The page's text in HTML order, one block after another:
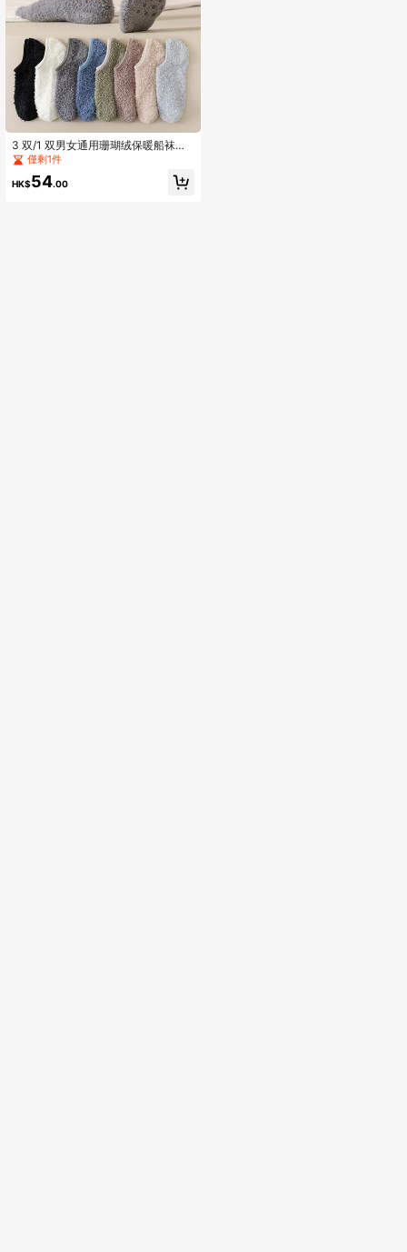
3 双/1 双男女通用珊瑚绒保暖船袜，
厚款防寒毛绒情侣家居袜，鞋底有防
僅剩1件
HK$54.00